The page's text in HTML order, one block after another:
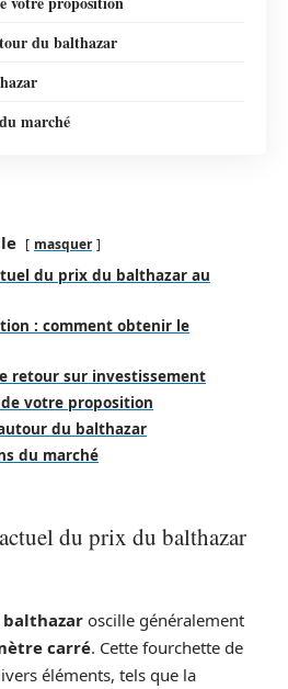
du balthazar
marché
masquer
du prix du balthazar au
: comment obtenir le
retour sur investissement
votre proposition
du balthazar
du marché
du prix du balthazar
balthazar oscille généralement
carré. Cette fourchette de
éléments, tels que la